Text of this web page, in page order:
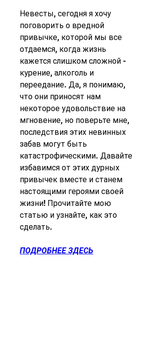
Невесты, сегодня я хочу
поговорить о вредной
привычке, которой мы все
отдаемся, когда жизнь
кажется слишком сложной -
курение, алкоголь и
переедание. Да, я понимаю,
что они приносят нам
некоторое удовольствие на
мгновение, но поверьте мне,
последствия этих невинных
забав могут быть
катастрофическими. Давайте
избавимся от этих дурных
привычек вместе и станем
настоящими героями своей
жизни! Прочитайте мою
статью и узнайте, как это
сделать.
ПОДРОБНЕЕ ЗДЕСЬ